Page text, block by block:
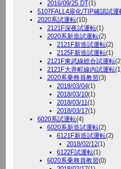
2016/09/25 DT(1)
5107FALL4扉化/TIP確認試運
2020系試運転(10)
2121F深夜試運転(1)
2020系新造試運転(2)
2121F新造試運転(2)
2125F新造試運転(1)
2121F東武線総合試運転
2121F大井町線内試運転
2020系乗務員教習(3)
2018/03/04(1)
2018/03/10(1)
2018/03/11 (1)
2018/03/17(1)
6020系試運転(4)
6020系新造試運転(2)
6121F新造試運転(2)
2018/02/12(1)
6122F試運転(1)
6020系乗務員教習(0)